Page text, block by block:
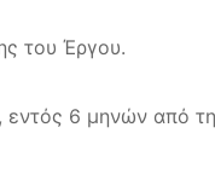
του Έργου.
εντός 6 μηνών από